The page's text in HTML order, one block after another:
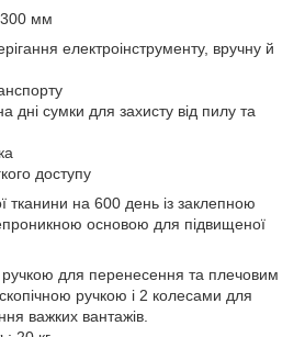
мм
електроінструменту, вручну й
дні сумки для захисту від пилу та
доступу
тканини на 600 день із заклепною
основою для підвищеної
для перенесення та плечовим
ручкою і 2 колесами для
важких вантажів.